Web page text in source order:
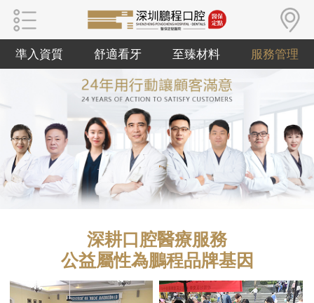
準入資質 舒適看牙 至臻材料 服務管理
深耕口腔醫療服務
公益屬性為鵬程品牌基因